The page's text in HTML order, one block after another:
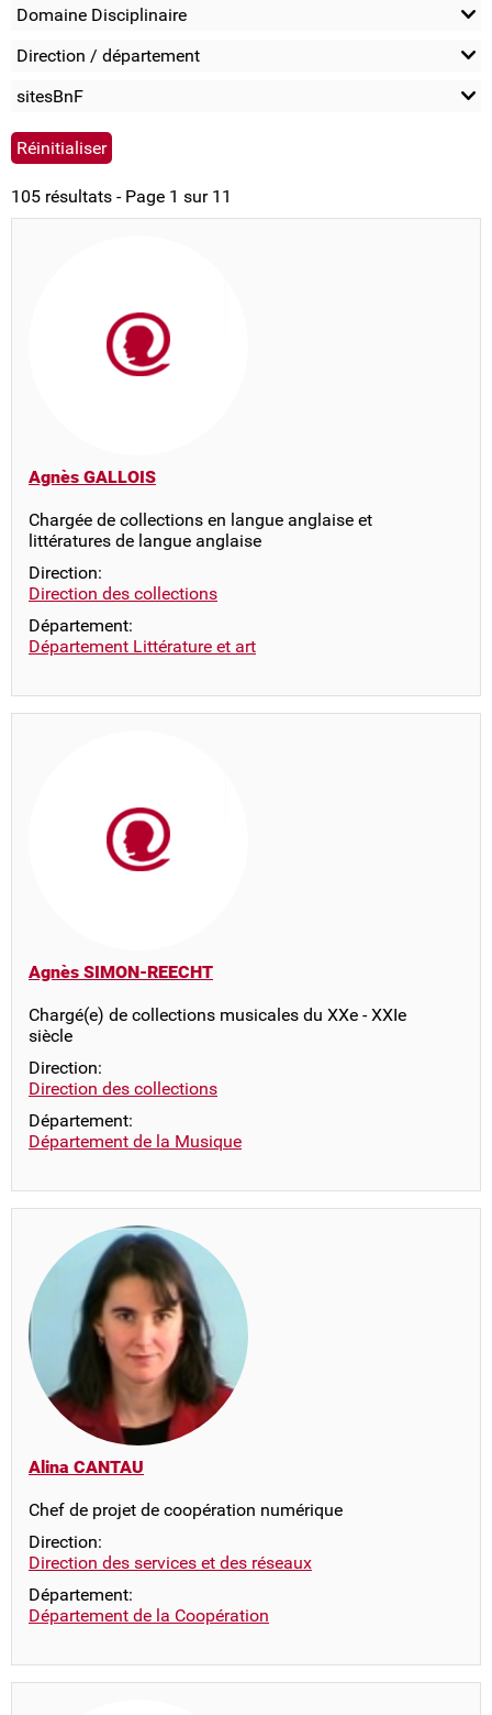
Domaine Disciplinaire
Direction / département
sitesBnF
105 résultats - Page 1 sur 11
Agnès GALLOIS
Chargée de collections en langue anglaise et
littératures de langue anglaise
Direction:
Direction des collections
Département:
Département Littérature et art
Agnès SIMON-REECHT
Chargé(e) de collections musicales du XXe - XXIe
siècle
Direction:
Direction des collections
Département:
Département de la Musique
Alina CANTAU
Chef de projet de coopération numérique
Direction:
Direction des services et des réseaux
Département:
Département de la Coopération